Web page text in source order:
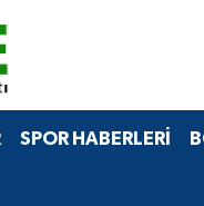
SPOR HABERLERİ